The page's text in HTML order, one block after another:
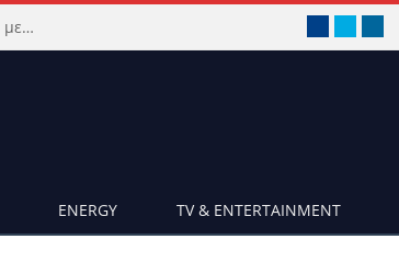
Μεγιστοποιήστε την ικανοποίηση και αφοσίωση των πελατών με προηγμένο Wi-Fi δίκτυο
ENERGY TV & ENTERTAINMENT